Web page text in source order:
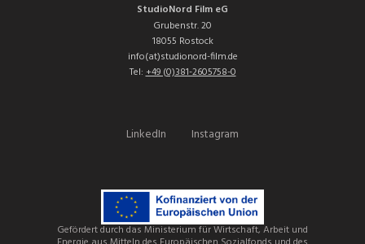
StudioNord Film eG
Grubenstr. 20
18055 Rostock
info(at)studionord-film.de
Tel:+49 (0)381-2605758-0
LinkedIn Instagram
Gefördert durch das Ministerium für Wirtschaft, Arbeit und